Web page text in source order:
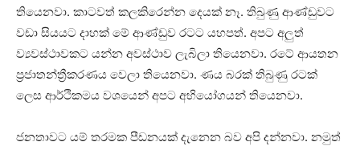
තියෙනවා. කාටවත් කලකිරෙන්න දෙයක් නෑ. තිබුණු ආණ්ඩුවට
වඩා සියයට දාහක් මේ ආණ්ඩුව රටට යහපත්. අපට අලුත්
ව්‍යවස්ථාවකට යන්න අවස්ථාව ලැබිලා තියෙනවා. රටේ ආයතන
ප්‍රජාතන්ත්‍රීකරණය වෙලා තියෙනවා. ණය බරක් තිබුණු රටක්
ලෙස ආර්ථිකමය වශයෙන් අපට අභියෝගයන් තියෙනවා.
ජනතාවට යම් තරමක පීඩනයක් දැනෙන බව අපි දන්නවා. නමුත්